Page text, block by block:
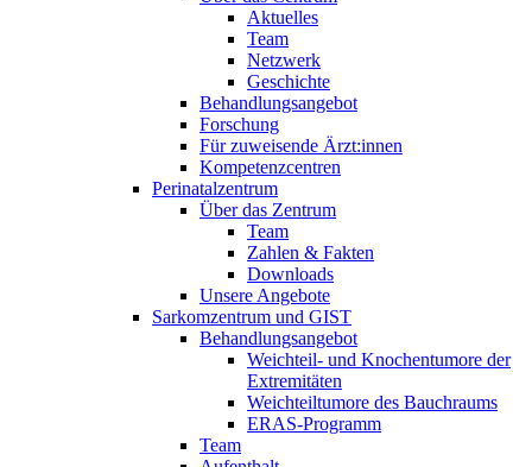
Aktuelles
Team
Netzwerk
Geschichte
Behandlungsangebot
Forschung
Für zuweisende Ärzt:innen
Kompetenzcentren
Perinatalzentrum
Über das Zentrum
Team
Zahlen & Fakten
Downloads
Unsere Angebote
Sarkomzentrum und GIST
Behandlungsangebot
Weichteil- und Knochentumore der
Extremitäten
Weichteiltumore des Bauchraums
ERAS-Programm
Team